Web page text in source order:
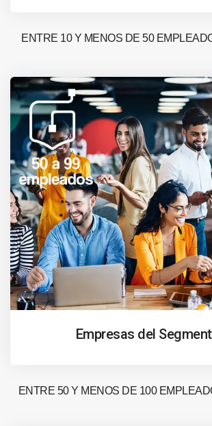
ENTRE 10 Y MENOS DE 50
Empresas del
ENTRE 50 Y MENOS DE 100